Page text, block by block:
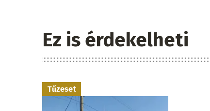
Ez is érdekelheti
Tűzeset